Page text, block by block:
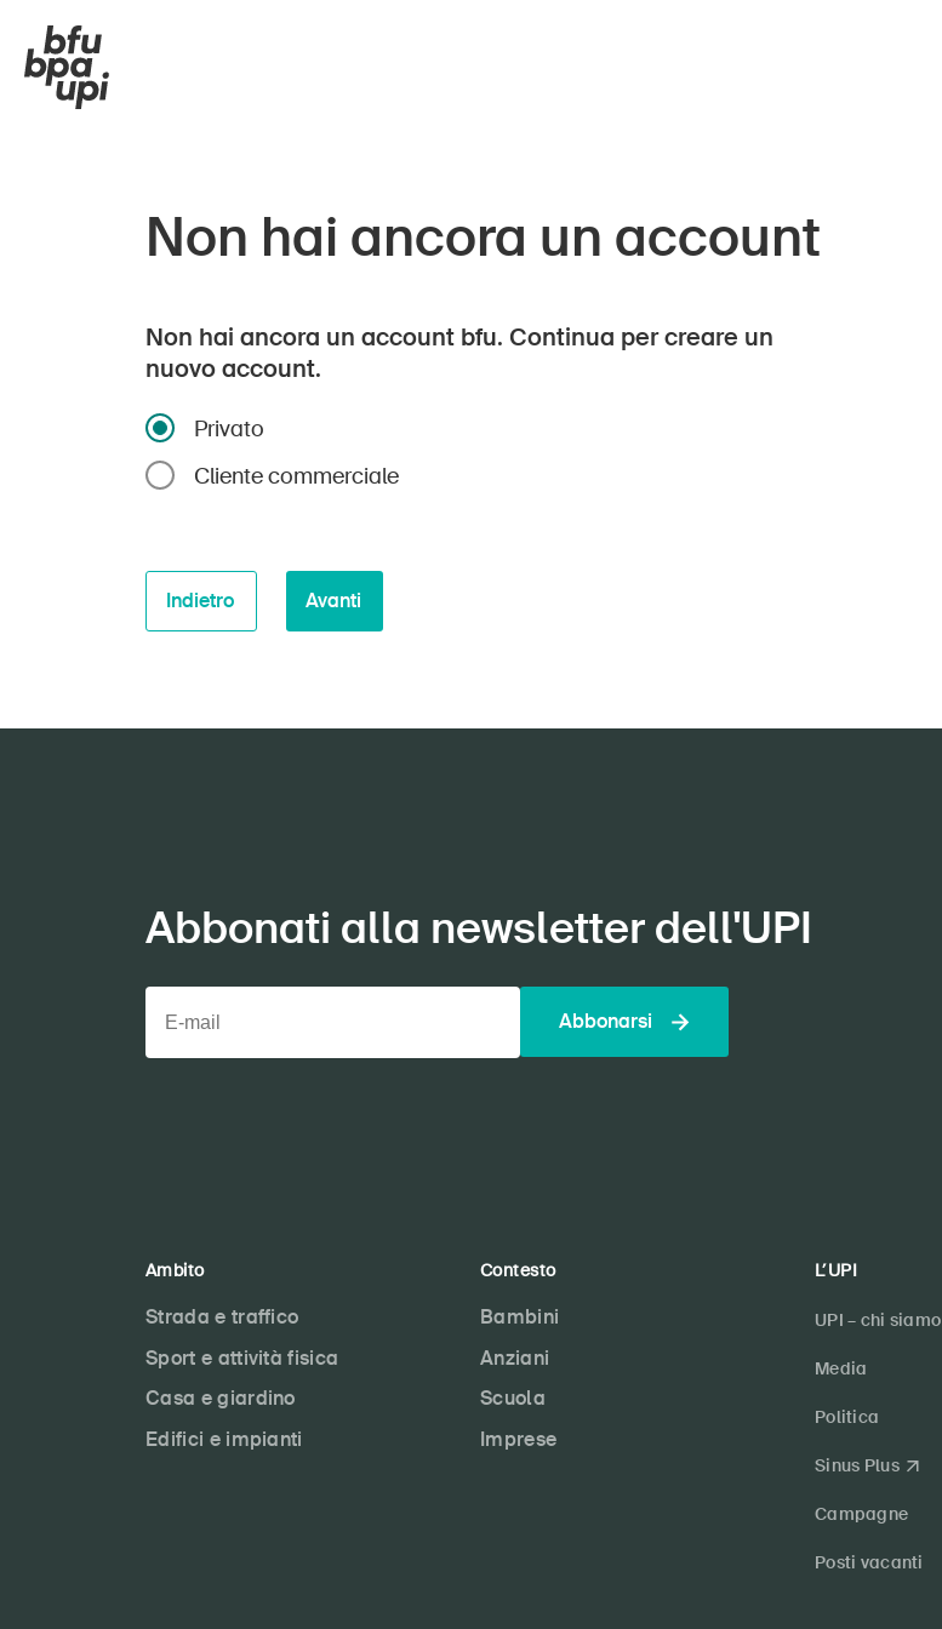
Non hai ancora un account
Non hai ancora un account bfu. Continua per creare un
nuovo account.
Privato
Cliente commerciale
Indietro Avanti
Abbonati alla newsletter dell'UPI
Abbonarsi
Ambito
Strada e traffico
Sport e attività fisica
Casa e giardino
Edifici e impianti
Contesto
Bambini
Anziani
Scuola
Imprese
L’UPI
UPI – chi siamo
Media
Politica
Sinus Plus
Campagne
Posti vacanti